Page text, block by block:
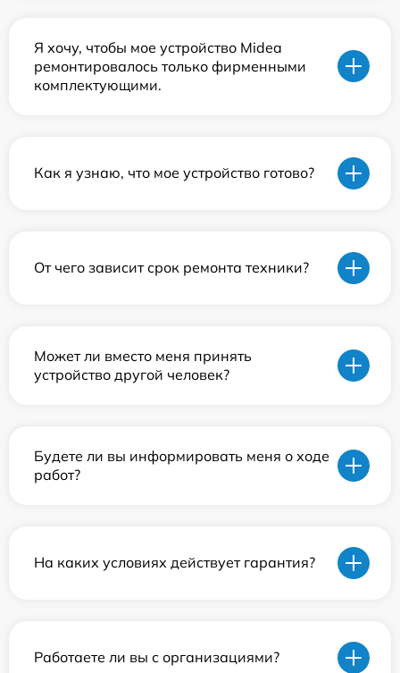
Я хочу, чтобы мое устройство Midea
ремонтировалось только фирменными
комплектующими.
Как я узнаю, что мое устройство готово?
От чего зависит срок ремонта техники?
Может ли вместо меня принять
устройство другой человек?
Будете ли вы информировать меня о ходе
работ?
На каких условиях действует гарантия?
Работаете ли вы с организациями?